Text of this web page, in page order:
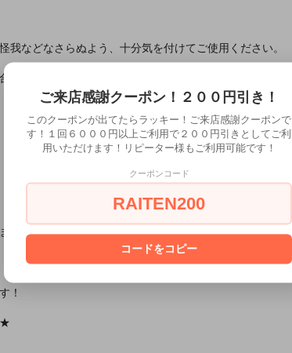
などなさらぬよう、十分気を付けてご使用ください。
があります。
せ。
！
★
ご来店感謝クーポン！２００円引き！
このクーポンが出てたらラッキー！ご来店感謝クーポンで
す！１回６０００円以上ご利用で２００円引きとしてご利
用いただけます！リピーター様もご利用可能です！
クーポンコード
RAITEN200
コードをコピー